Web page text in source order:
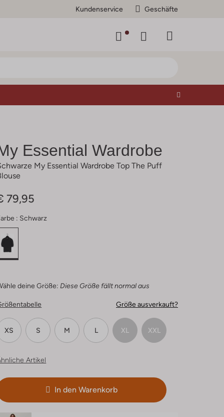
Kundenservice Geschäfte
Essential Wardrobe
My Essential Wardrobe Top The Puff
79,95
: Schwarz
deine Größe: Diese Größe fällt normal aus
Größe ausverkauft?
XS S M L XL XXL
Artikel
In den Warenkorb